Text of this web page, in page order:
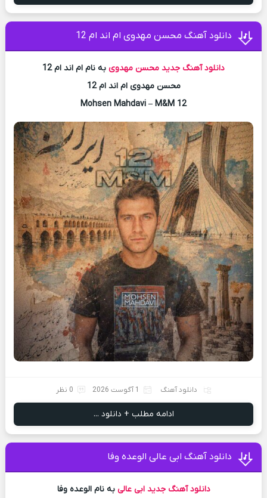
دانلود آهنگ محسن مهدوی ام اند ام 12
دانلود آهنگ جدید محسن مهدوی به نام ام اند ام 12
محسن مهدوی ام اند ام 12
Mohsen Mahdavi – M&M 12
دانلود آهنگ 1 آگوست 2026 0 نظر
ادامه مطلب + دانلود ...
دانلود آهنگ ابی عالی الوعده وفا
دانلود آهنگ جدید ابی عالی به نام الوعده وفا